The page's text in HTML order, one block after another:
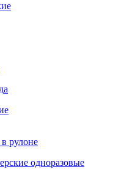
рулоне
одноразовые